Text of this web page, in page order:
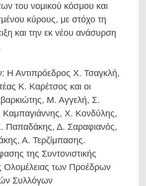
του νομικού κόσμου και
κύρους, με στόχο τη
και την εκ νέου ανάσυρση
Η Αντιπρόεδρος Χ. Τσαγκλή,
Κ. Καρέτσος και οι
Μ. Αγγελή, Σ.
Χ. Κονδύλης,
Παπαδάκης, Δ. Σαραφιανός,
Α. Τερζίμπασης.
της Συντονιστικής
Ολομέλειας των Προέδρων
Συλλόγων